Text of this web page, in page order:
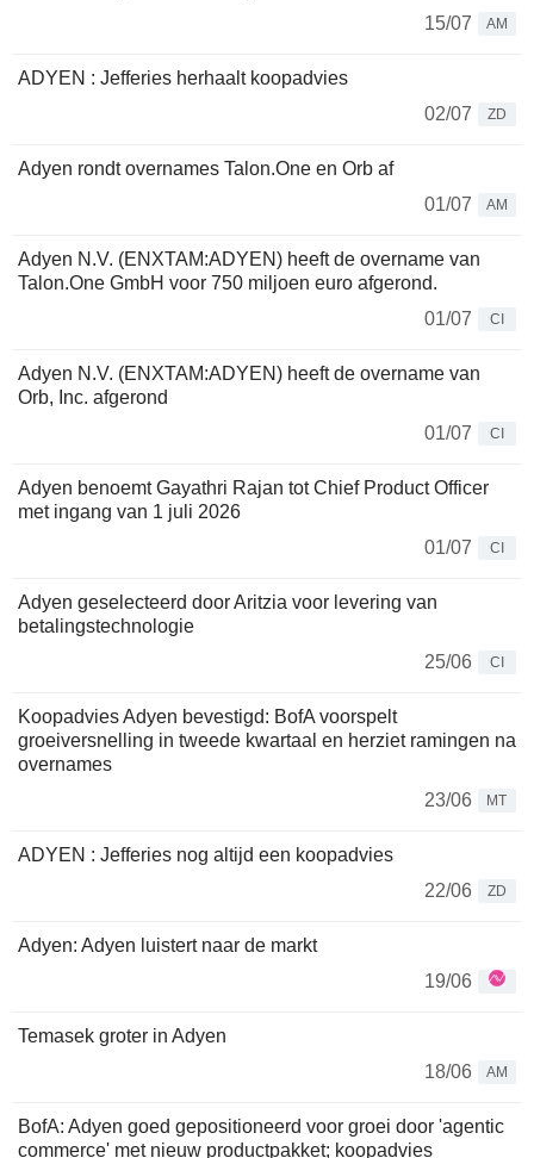
15/07
AM
ADYEN : Jefferies herhaalt koopadvies
02/07
ZD
Adyen rondt overnames Talon.One en Orb af
01/07
AM
Adyen N.V. (ENXTAM:ADYEN) heeft de overname van
Talon.One GmbH voor 750 miljoen euro afgerond.
01/07
CI
Adyen N.V. (ENXTAM:ADYEN) heeft de overname van
Orb, Inc. afgerond
01/07
CI
Adyen benoemt Gayathri Rajan tot Chief Product Officer
met ingang van 1 juli 2026
01/07
CI
Adyen geselecteerd door Aritzia voor levering van
betalingstechnologie
25/06
CI
Koopadvies Adyen bevestigd: BofA voorspelt
groeiversnelling in tweede kwartaal en herziet ramingen na
overnames
23/06
MT
ADYEN : Jefferies nog altijd een koopadvies
22/06
ZD
Adyen: Adyen luistert naar de markt
19/06
Temasek groter in Adyen
18/06
AM
BofA: Adyen goed gepositioneerd voor groei door 'agentic
commerce' met nieuw productpakket; koopadvies